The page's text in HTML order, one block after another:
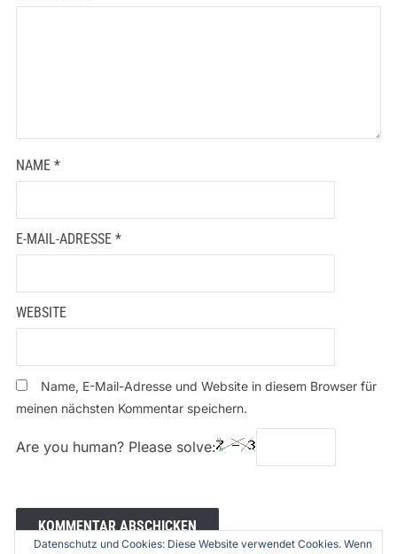
NAME *
E-MAIL-ADRESSE *
WEBSITE
Name, E-Mail-Adresse und Website in diesem Browser für
meinen nächsten Kommentar speichern.
Are you human? Please solve:
Datenschutz und Cookies: Diese Website verwendet Cookies. Wenn